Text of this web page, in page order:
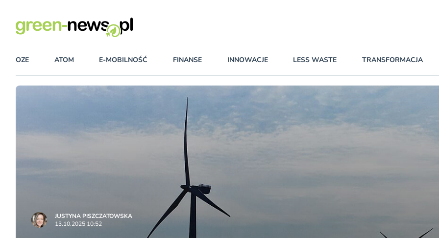
OZE ATOM E-MOBILNOŚĆ FINANSE INNOWACJE LESS WASTE TRANSFORMACJA
JUSTYNA PISZCZATOWSKA
13.10.2025 10:52